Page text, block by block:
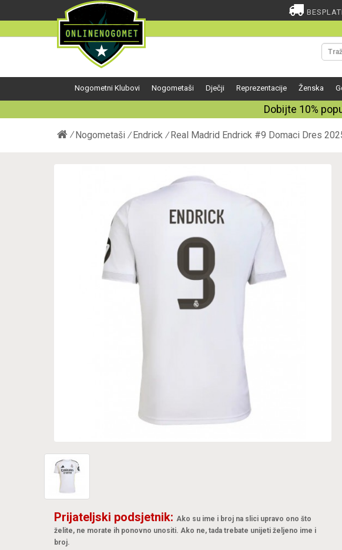
Nogometni Klubovi Nogometaši Dječji Reprezentacije Ženska
Dobijte 10%
Nogometaši Endrick Real Madrid Endrick #9 Domaci Dres
Prijateljski podsjetnik: Ako su ime i broj na slici upravo ono što
želite, ne morate ih ponovno unositi. Ako ne, tada trebate unijeti željeno ime i
broj.